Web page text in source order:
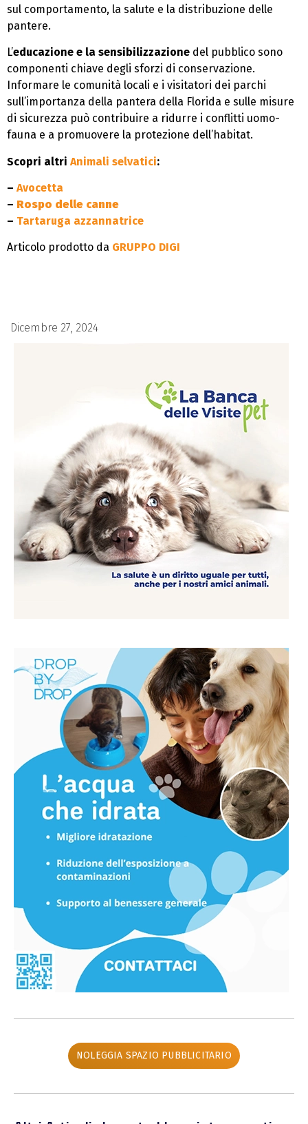
sul comportamento, la salute e la distribuzione delle
pantere.
L’educazione e la sensibilizzazione del pubblico sono
componenti chiave degli sforzi di conservazione.
Informare le comunità locali e i visitatori dei parchi
sull’importanza della pantera della Florida e sulle misure
di sicurezza può contribuire a ridurre i conflitti uomo-
fauna e a promuovere la protezione dell’habitat.
Scopri altri Animali selvatici:
– Avocetta
– Rospo delle canne
– Tartaruga azzannatrice
Articolo prodotto da GRUPPO DIGI
Dicembre 27, 2024
NOLEGGIA SPAZIO PUBBLICITARIO